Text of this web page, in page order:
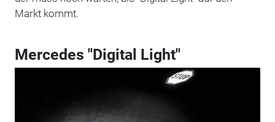
Markt kommt.
Mercedes "Digital Light"